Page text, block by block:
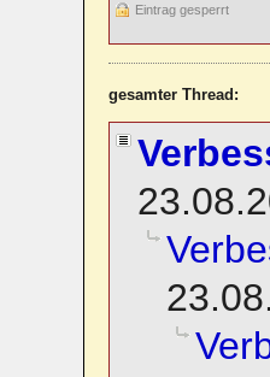
Eintrag gesperrt
gesamter Thread: